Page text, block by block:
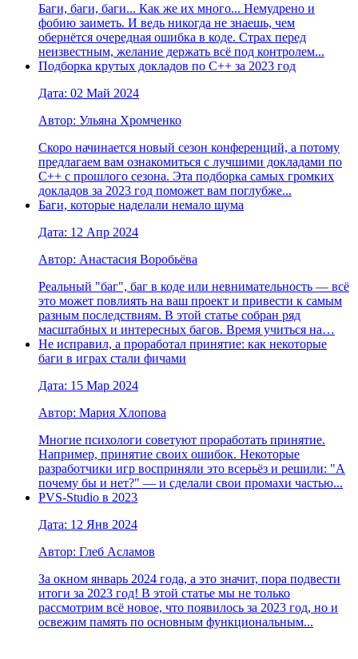
Баги, баги, баги... Как же их много... Немудрено и
фобию заиметь. И ведь никогда не знаешь, чем
обернётся очередная ошибка в коде. Страх перед
неизвестным, желание держать всё под контролем...
Подборка крутых докладов по С++ за 2023 год
Дата: 02 Май 2024
Автор: Ульяна Хромченко
Скоро начинается новый сезон конференций, а потому
предлагаем вам ознакомиться с лучшими докладами по
С++ с прошлого сезона. Эта подборка самых громких
докладов за 2023 год поможет вам поглубже...
Баги, которые наделали немало шума
Дата: 12 Апр 2024
Автор: Анастасия Воробьёва
Реальный "баг", баг в коде или невнимательность — всё
это может повлиять на ваш проект и привести к самым
разным последствиям. В этой статье собран ряд
масштабных и интересных багов. Время учиться на…
Не исправил, а проработал принятие: как некоторые
баги в играх стали фичами
Дата: 15 Мар 2024
Автор: Мария Хлопова
Многие психологи советуют проработать принятие.
Например, принятие своих ошибок. Некоторые
разработчики игр восприняли это всерьёз и решили: "А
почему бы и нет?" — и сделали свои промахи частью...
PVS-Studio в 2023
Дата: 12 Янв 2024
Автор: Глеб Асламов
За окном январь 2024 года, а это значит, пора подвести
итоги за 2023 год! В этой статье мы не только
рассмотрим всё новое, что появилось за 2023 год, но и
освежим память по основным функциональным...